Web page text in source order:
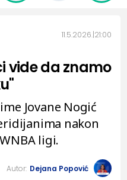
11.5.2026. 21:00
vide da znamo
Jovane Nogić
nakon
ligi.
Autor: Dejana Popović